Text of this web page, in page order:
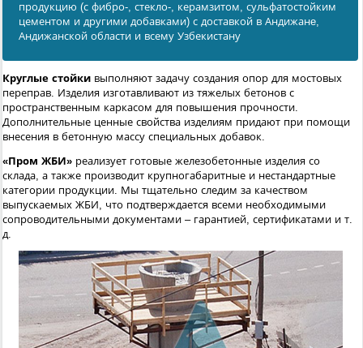
продукцию (с фибро-, стекло-, керамзитом, сульфатостойким
цементом и другими добавками) с доставкой в Андижанe,
Андижанской области и всему Узбекистану
Круглые стойки выполняют задачу создания опор для мостовых
переправ. Изделия изготавливают из тяжелых бетонов с
пространственным каркасом для повышения прочности.
Дополнительные ценные свойства изделиям придают при помощи
внесения в бетонную массу специальных добавок.
«Пром ЖБИ» реализует готовые железобетонные изделия со
склада, а также производит крупногабаритные и нестандартные
категории продукции. Мы тщательно следим за качеством
выпускаемых ЖБИ, что подтверждается всеми необходимыми
сопроводительными документами – гарантией, сертификатами и т.
д.